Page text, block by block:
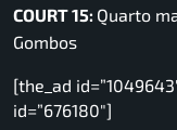
COURT 15: Quarto
Gombos
[the_ad
id=”676180″]